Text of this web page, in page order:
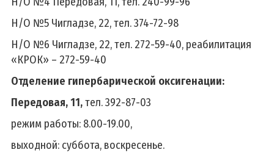
Н/О №5 Чигладзе, 22, тел. 374-72-98
Н/О №6 Чигладзе, 22, тел. 272-59-40, реабилитация
«КРОК» – 272-59-40
Отделение гипербарической оксигенации:
Передовая, 11,тел. 392-87-03
режим работы: 8.00-19.00,
выходной: суббота, воскресенье.